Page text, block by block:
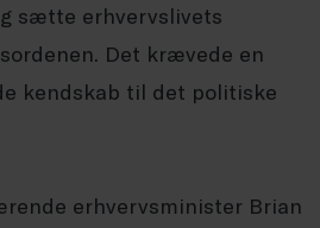
sætte erhvervslivets
Det krævede en
kendskab til det politiske
erhvervsminister Brian